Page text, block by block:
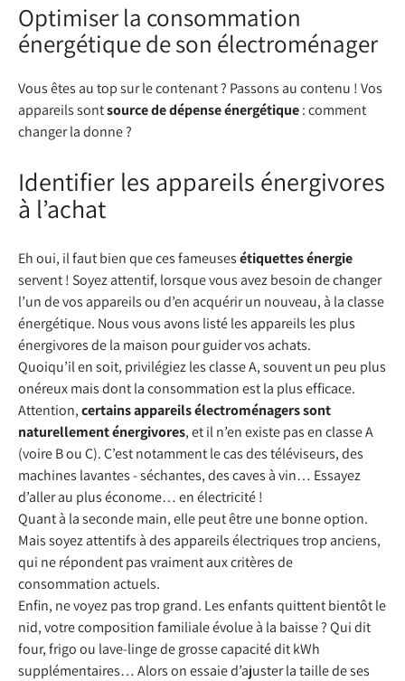
Optimiser la consommation
énergétique de son électroménager
Vous êtes au top sur le contenant ? Passons au contenu ! Vos
appareils sontsource de dépense énergétique: comment
changer la donne ?
Identifier les appareils énergivores
à l’achat
Eh oui, il faut bien que ces fameusesétiquettes énergie
servent ! Soyez attentif, lorsque vous avez besoin de changer
l’un de vos appareils ou d’en acquérir un nouveau, à la classe
énergétique. Nous vous avons listé les appareils les plus
énergivores de la maison pour guider vos achats.
Quoiqu’il en soit, privilégiez les classe A, souvent un peu plus
onéreux mais dont la consommation est la plus efficace.
Attention,certains appareils électroménagers sont
naturellement énergivores, et il n’en existe pas en classe A
(voire B ou C). C’est notamment le cas des téléviseurs, des
machines lavantes - séchantes, des caves à vin… Essayez
d’aller au plus économe… en électricité !
Quant à la seconde main, elle peut être une bonne option.
Mais soyez attentifs à des appareils électriques trop anciens,
qui ne répondent pas vraiment aux critères de
consommation actuels.
Enfin, ne voyez pas trop grand. Les enfants quittent bientôt le
nid, votre composition familiale évolue à la baisse ? Qui dit
four, frigo ou lave-linge de grosse capacité dit kWh
supplémentaires… Alors on essaie d’ajuster la taille de ses